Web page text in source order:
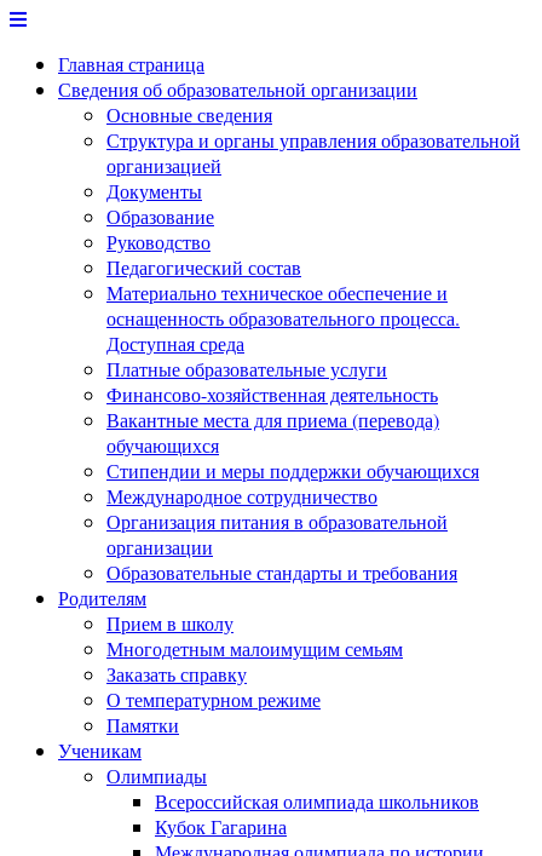
Перейти
содержимому
Главная страница
Сведения об образовательной организации
Основные сведения
Структура и органы управления образовательной
организацией
Документы
Образование
Руководство
Педагогический состав
Материально техническое обеспечение и
оснащенность образовательного процесса.
Доступная среда
Платные образовательные услуги
Финансово-хозяйственная деятельность
Вакантные места для приема (перевода)
обучающихся
Стипендии и меры поддержки обучающихся
Международное сотрудничество
Организация питания в образовательной
организации
Образовательные стандарты и требования
Родителям
Прием в школу
Многодетным малоимущим семьям
Заказать справку
О температурном режиме
Памятки
Ученикам
Олимпиады
Всероссийская олимпиада школьников
Кубок Гагарина